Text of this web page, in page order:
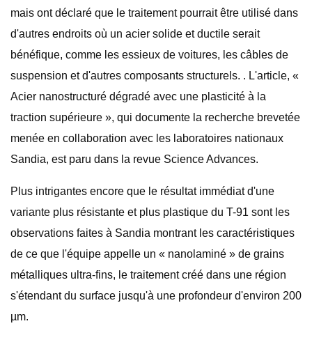
mais ont déclaré que le traitement pourrait être utilisé dans
d'autres endroits où un acier solide et ductile serait
bénéfique, comme les essieux de voitures, les câbles de
suspension et d'autres composants structurels. . L'article, «
Acier nanostructuré dégradé avec une plasticité à la
traction supérieure », qui documente la recherche brevetée
menée en collaboration avec les laboratoires nationaux
Sandia, est paru dans la revue Science Advances.
Plus intrigantes encore que le résultat immédiat d'une
variante plus résistante et plus plastique du T-91 sont les
observations faites à Sandia montrant les caractéristiques
de ce que l'équipe appelle un « nanolaminé » de grains
métalliques ultra-fins, le traitement créé dans une région
s'étendant du surface jusqu'à une profondeur d'environ 200
µm.